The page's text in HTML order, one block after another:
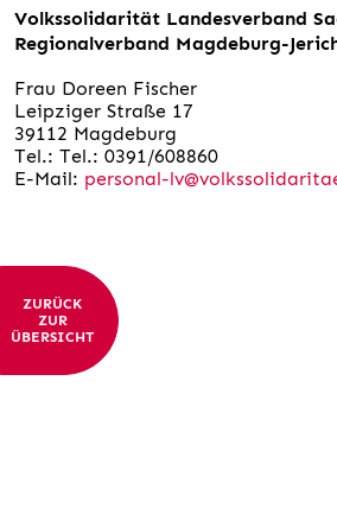
Volkssolidarität Landesverband
Regionalverband Magdeburg-
Frau Doreen Fischer
Leipziger Straße 17
39112 Magdeburg
Tel.: Tel.: 0391/608860
E-Mail: personal-
ZURÜCK
ZUR
ÜBERSICHT